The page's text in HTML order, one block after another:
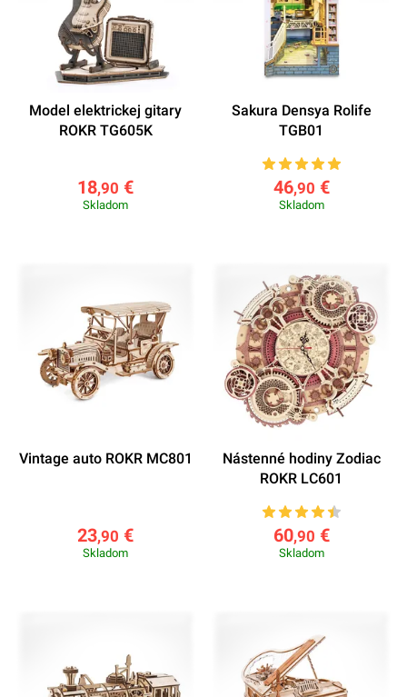
Model elektrickej gitary
ROKR TG605K
18,90 €
Skladom
Sakura Densya Rolife
TGB01
46,90 €
Skladom
Vintage auto ROKR MC801
23,90 €
Skladom
Nástenné hodiny Zodiac
ROKR LC601
60,90 €
Skladom